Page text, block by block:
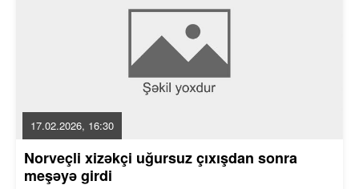
17.02.2026, 16:30
Norveçli xizəkçi uğursuz çıxışdan sonra
meşəyə girdi